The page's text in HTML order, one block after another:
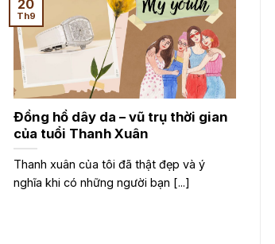
Đồng hồ dây da – vũ trụ thời gian
của tuổi Thanh Xuân
Thanh xuân của tôi đã thật đẹp và ý
nghĩa khi có những người bạn [...]
20
Th9